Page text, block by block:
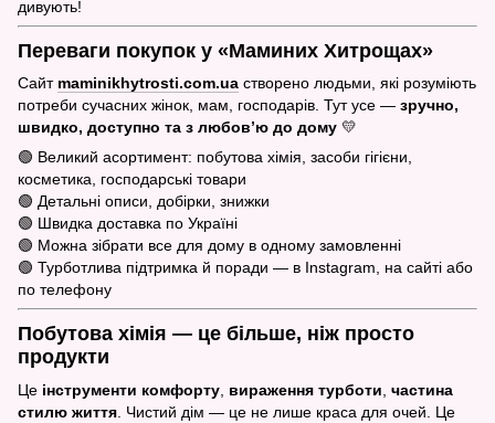
дивують!
Переваги покупок у «Маминих Хитрощах»
Сайт maminikhytrosti.com.ua створено людьми, які розуміють
потреби сучасних жінок, мам, господарів. Тут усе — зручно,
швидко, доступно та з любов’ю до дому 💛
🟢 Великий асортимент: побутова хімія, засоби гігієни,
косметика, господарські товари
🟢 Детальні описи, добірки, знижки
🟢 Швидка доставка по Україні
🟢 Можна зібрати все для дому в одному замовленні
🟢 Турботлива підтримка й поради — в Instagram, на сайті або
по телефону
Побутова хімія — це більше, ніж просто
продукти
Це інструменти комфорту вираження турботи частина
стилю життя . Чистий дім — це не лише краса для очей. Це